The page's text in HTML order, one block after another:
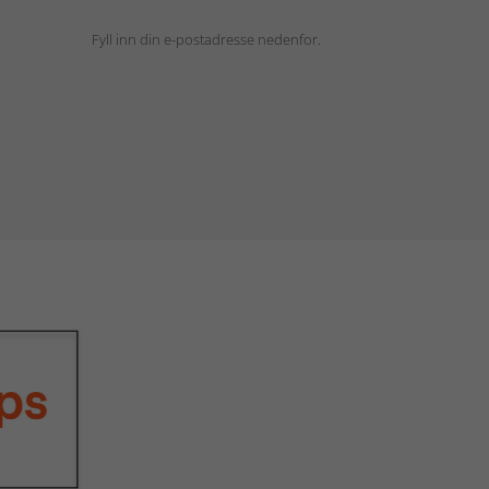
Fyll inn din e-postadresse nedenfor.